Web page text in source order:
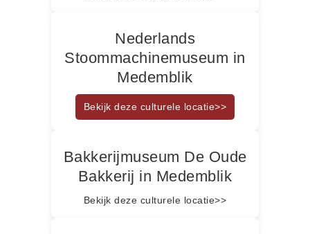
Nederlands
Stoommachinemuseum in
Medemblik
Bekijk deze culturele locatie>>
Bakkerijmuseum De Oude
Bakkerij in Medemblik
Bekijk deze culturele locatie>>